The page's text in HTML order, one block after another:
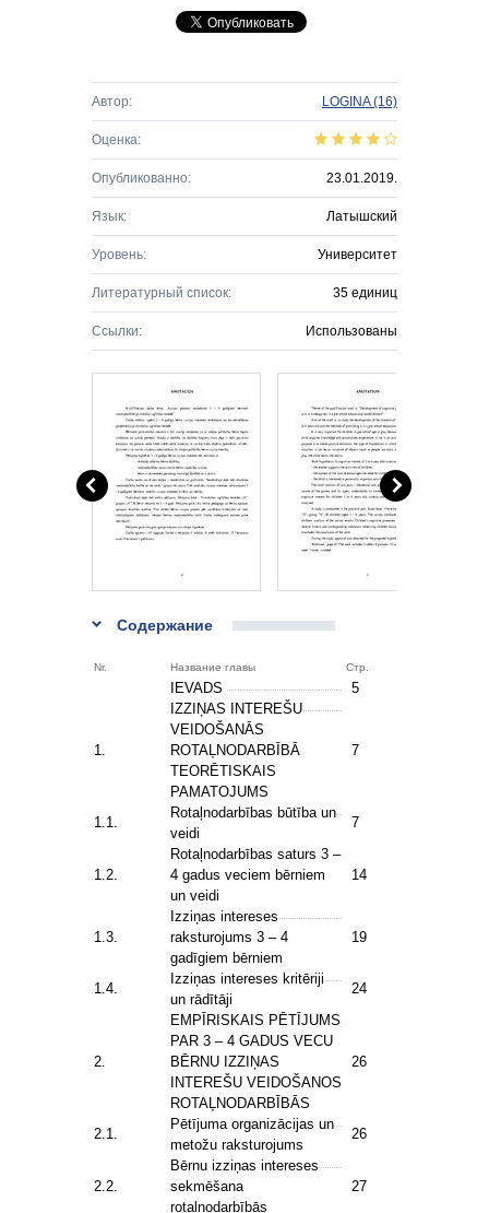
Автор: LOGINA(16)
Оценка:
Опубликованно: 23.01.2019.
Язык: Латышский
Уровень: Университет
Литературный список: 35 единиц
Ссылки: Использованы
Содержание
Nr. Название главы Стр.
IEVADS 5
1.
IZZIŅAS INTEREŠU
VEIDOŠANĀS
ROTAĻNODARBĪBĀ
TEORĒTISKAIS
PAMATOJUMS
7
1.1.
Rotaļnodarbības būtība un
veidi
7
1.2.
Rotaļnodarbības saturs 3 –
4 gadus veciem bērniem
un veidi
14
1.3.
Izziņas intereses
raksturojums 3 – 4
gadīgiem bērniem
19
1.4.
Izziņas intereses kritēriji
un rādītāji
24
2.
EMPĪRISKAIS PĒTĪJUMS
PAR 3 – 4 GADUS VECU
BĒRNU IZZIŅAS
INTEREŠU VEIDOŠANOS
ROTAĻNODARBĪBĀS
26
2.1.
Pētījuma organizācijas un
metožu raksturojums
26
2.2.
Bērnu izziņas intereses
sekmēšana
rotaļnodarbībās
27